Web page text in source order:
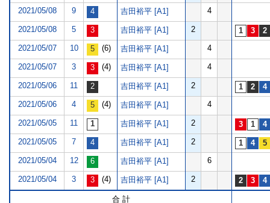
2021/05/08 9 吉田裕平 [A1] 4
2021/05/08 5 吉田裕平 [A1] 2
2021/05/07 10 (6) 吉田裕平 [A1] 4
2021/05/07 3 (4) 吉田裕平 [A1] 4
2021/05/06 11 吉田裕平 [A1] 2
2021/05/06 4 (4) 吉田裕平 [A1] 4
2021/05/05 11 吉田裕平 [A1] 2
2021/05/05 7 吉田裕平 [A1] 2
2021/05/04 12 吉田裕平 [A1] 6
2021/05/04 3 (4) 吉田裕平 [A1] 2
合 計